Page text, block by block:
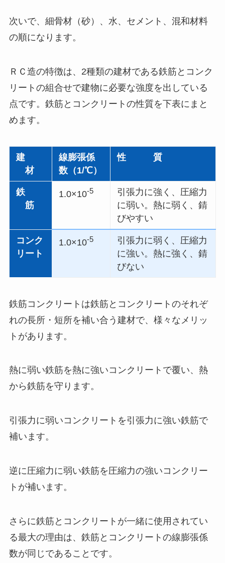
次いで、細骨材（砂）、水、セメント、混和材料
の順になります。
ＲＣ造の特徴は、2種類の建材である鉄筋とコンク
リートの組合せで建物に必要な強度を出している
点です。鉄筋とコンクリートの性質を下表にまと
めます。
建
材
線膨張係
数（1/℃）
性 質
鉄
筋
1.0×10-5
引張力に強く、圧縮力
に弱い。熱に弱く、錆
びやすい
コンク
リート
1.0×10-5
引張力に弱く、圧縮力
に強い。熱に強く、錆
びない
鉄筋コンクリートは鉄筋とコンクリートのそれぞ
れの長所・短所を補い合う建材で、様々なメリッ
トがあります。
熱に弱い鉄筋を熱に強いコンクリートで覆い、熱
から鉄筋を守ります。
引張力に弱いコンクリートを引張力に強い鉄筋で
補います。
逆に圧縮力に弱い鉄筋を圧縮力の強いコンクリー
トが補います。
さらに鉄筋とコンクリートが一緒に使用されてい
る最大の理由は、鉄筋とコンクリートの線膨張係
数が同じであることです。